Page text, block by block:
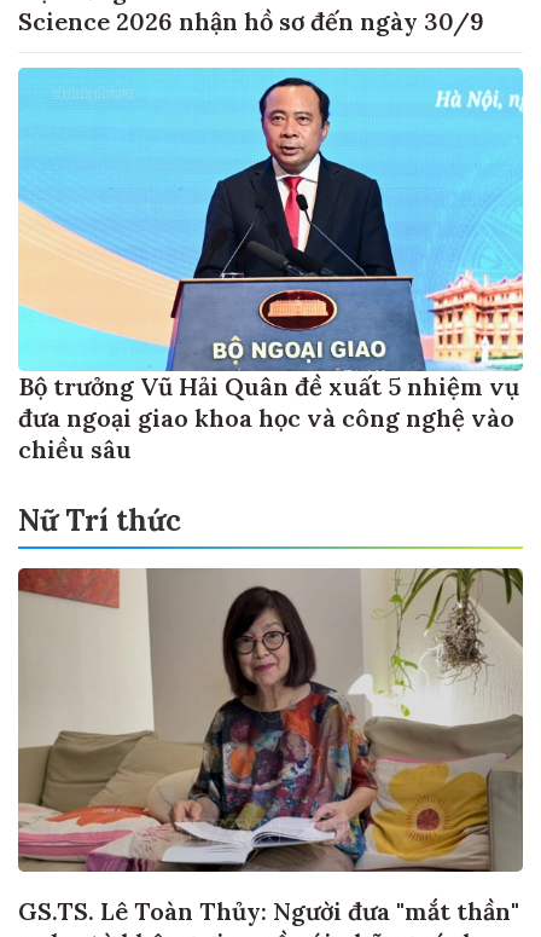
Science 2026 nhận hồ sơ đến ngày 30/9
Bộ trưởng Vũ Hải Quân đề xuất 5 nhiệm vụ
đưa ngoại giao khoa học và công nghệ vào
chiều sâu
Nữ Trí thức
GS.TS. Lê Toàn Thủy: Người đưa "mắt thần"